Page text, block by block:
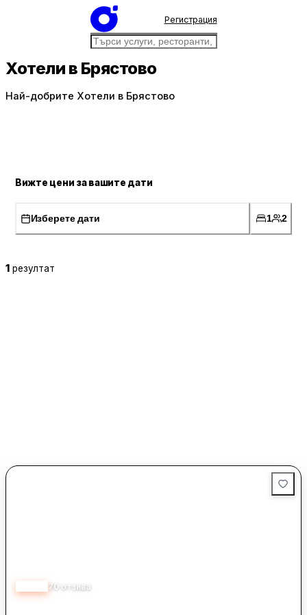
Регистрация
Хотели в Брястово
Най-добрите Хотели в Брястово
Вижте цени за вашите дати
Изберете дати 1 2
1 резултат
70 отзива